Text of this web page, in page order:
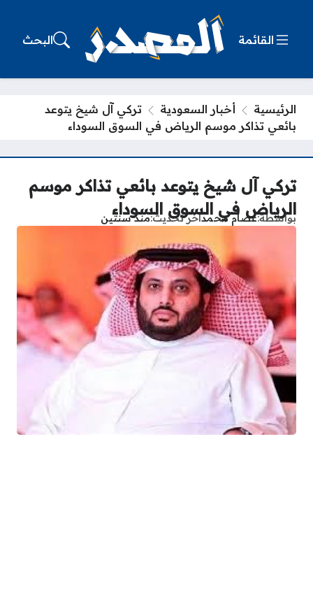
القائمة البحث
الرئيسية أخبار السعودية
تركي آل شيخ يتوعد
بائعي تذاكر موسم الرياض في السوق السوداء
تركي آل شيخ يتوعد بائعي تذاكر موسم
الرياض في السوق السوداء
بواسطةعصام محمدآخر تحديثمنذ سنتين